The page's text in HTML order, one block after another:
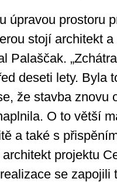
úpravou prostoru
stojí architekt
Palaščak.
deseti lety. Byla
že stavba znovu
O to větší
a také s
projektu
se zapojili